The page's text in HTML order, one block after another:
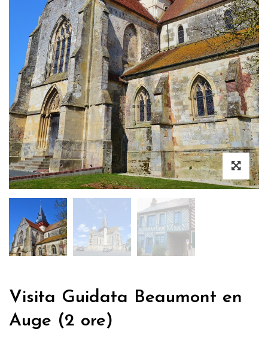
Visita Guidata Beaumont en
Auge (2 ore)